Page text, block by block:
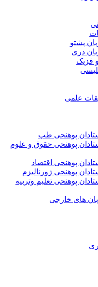
پشتو
دری
فزیک
علمی
پوهنحی طب
پوهنحی حقوق و علوم
پوهنحی اقتصاد
پوهنحی ژورنالیزم
پوهنحی تعلیم وتربیه
های خارجی